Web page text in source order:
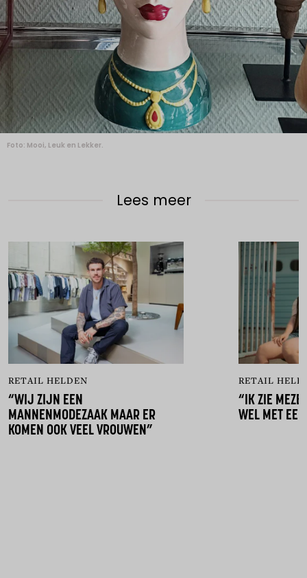
Foto: Mooi, Leuk en Lekker.
Lees meer
RETAIL HELDEN
“WIJ ZIJN EEN
MANNENMODEZAAK MAAR ER
KOMEN OOK VEEL VROUWEN”
RETAIL
“IK ZIE
WEL MET